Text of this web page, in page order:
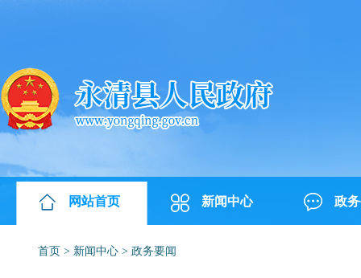
网站首页 新闻中心 政
首页 > 新闻中心 > 政务要闻